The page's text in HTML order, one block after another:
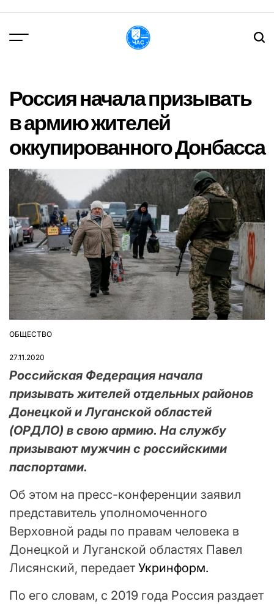
вмісту
Россия начала призывать
в армию жителей
оккупированного Донбасса
ОПУБЛІКУВАТИ
ОБЩЕСТВО
27.11.2020
Российская Федерация начала
призывать жителей отдельных районов
Донецкой и Луганской областей
(ОРДЛО) в свою армию. На службу
призывают мужчин с российскими
паспортами.
Об этом на пресс-конференции заявил
представитель уполномоченного
Верховной рады по правам человека в
Донецкой и Луганской областях Павел
Лисянский, передает Укринформ.
По его словам, с 2019 года Россия раздает